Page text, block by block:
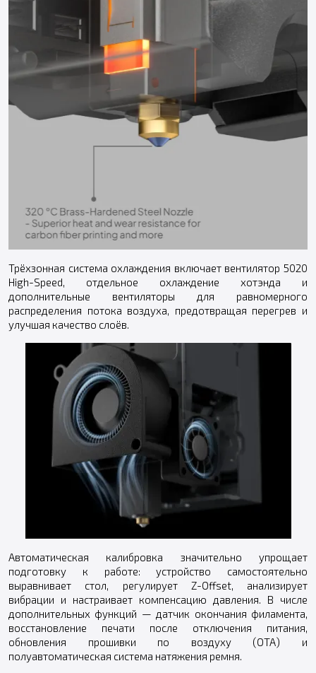
Трёхзонная система охлаждения включает вентилятор 5020
High-Speed, отдельное охлаждение хотэнда и
дополнительные вентиляторы для равномерного
распределения потока воздуха, предотвращая перегрев и
улучшая качество слоёв.
Автоматическая калибровка значительно упрощает
подготовку к работе: устройство самостоятельно
выравнивает стол, регулирует Z-Offset, анализирует
вибрации и настраивает компенсацию давления. В числе
дополнительных функций — датчик окончания филамента,
восстановление печати после отключения питания,
обновления прошивки по воздуху (OTA) и
полуавтоматическая система натяжения ремня.